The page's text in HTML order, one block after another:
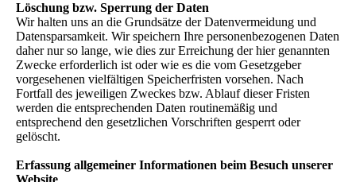
Löschung bzw. Sperrung der Daten
Wir halten uns an die Grundsätze der Datenvermeidung und
Datensparsamkeit. Wir speichern Ihre personenbezogenen Daten
daher nur so lange, wie dies zur Erreichung der hier genannten
Zwecke erforderlich ist oder wie es die vom Gesetzgeber
vorgesehenen vielfältigen Speicherfristen vorsehen. Nach
Fortfall des jeweiligen Zweckes bzw. Ablauf dieser Fristen
werden die entsprechenden Daten routinemäßig und
entsprechend den gesetzlichen Vorschriften gesperrt oder
gelöscht.
Erfassung allgemeiner Informationen beim Besuch unserer